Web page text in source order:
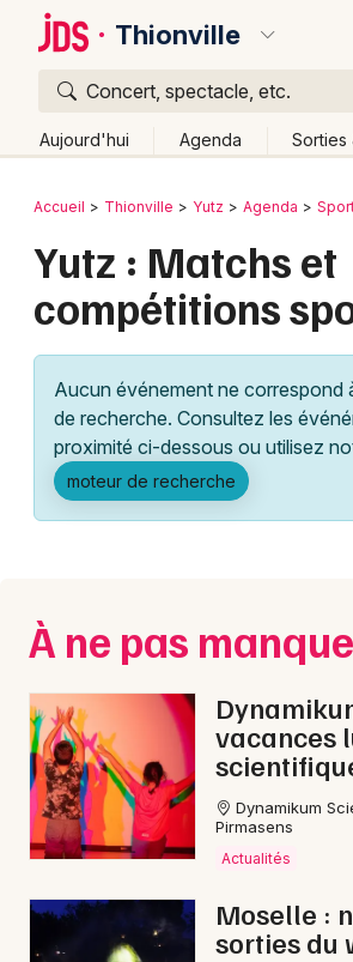
Thionville
Concert, spectacle, etc.
Aujourd'hui Agenda Sorties
Publier un événement
Grands événements
Activité & Expérience
Manifestations
Foires & salons
Concerts
Sports
Soirées
Sorties famille
Sorties & loisirs
Bordeaux
Colmar
Lille
Lyon
Marseille
Mulhouse
Nice
Paris
Strasbourg
Toulouse
Toutes les villes
Retour
Accueil Thionville Yutz Agenda
Yutz : Matchs et
compétitions
Aucun événement ne correspond
de recherche. Consultez les
proximité ci-dessous ou utilisez
moteur de recherche
À ne pas
vacances
Dynamikum
Pirmasens
Actualités
Moselle :
sorties du
Quoi ?
Où ?
Partout
Près de moi Changer de lieu
Quand ?
Aujourd'hui
Demain Ce week-end